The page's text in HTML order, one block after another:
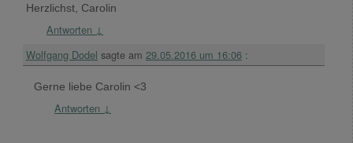
Herzlichst, Carolin
Antworten ↓
Wolfgang Dodel sagte am 29.05.2016 um 16:06 :
Gerne liebe Carolin <3
Antworten ↓